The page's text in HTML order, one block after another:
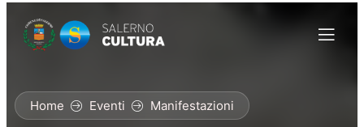
Home Eventi Manifestazioni